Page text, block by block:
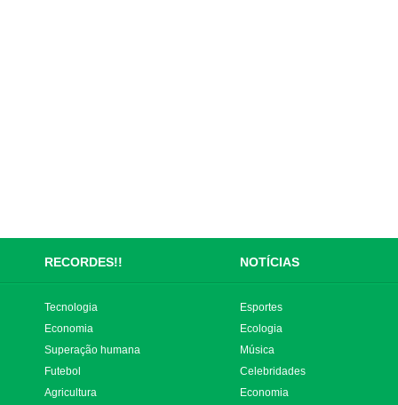
RECORDES!! NOTÍCIAS
Tecnologia
Economia
Superação humana
Futebol
Agricultura
Esportes
Ecologia
Música
Celebridades
Economia